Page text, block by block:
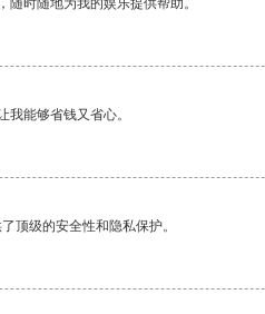
时随地为我的娱乐提供帮助。
能够省钱又省心。
顶级的安全性和隐私保护。